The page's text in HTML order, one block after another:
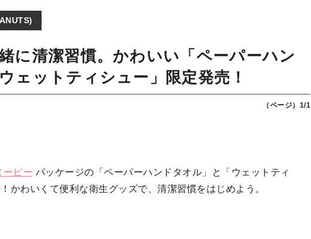
に清潔習慣。かわいい「ペーパーハン
ェットティシュー」限定発売！
（ページ）1/1
ーピー パッケージの「ペーパーハンドタオル」と「ウェットティ
かわいくて便利な衛生グッズで、清潔習慣をはじめよう。